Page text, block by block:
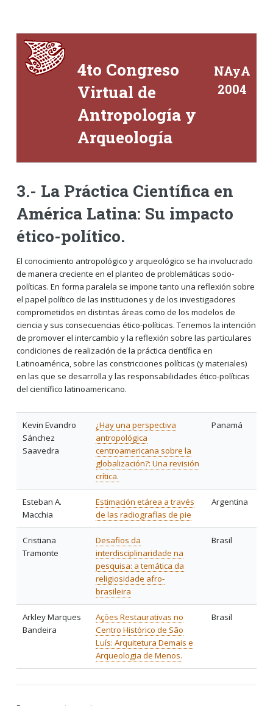
4to Congreso
Virtual de
Antropología y
Arqueología
NAyA
2004
3.- La Práctica Científica en
América Latina: Su impacto
ético-político.
El conocimiento antropológico y arqueológico se ha involucrado
de manera creciente en el planteo de problemáticas socio-
políticas. En forma paralela se impone tanto una reflexión sobre
el papel político de las instituciones y de los investigadores
comprometidos en distintas áreas como de los modelos de
ciencia y sus consecuencias ético-políticas. Tenemos la intención
de promover el intercambio y la reflexión sobre las particulares
condiciones de realización de la práctica científica en
Latinoamérica, sobre las constricciones políticas (y materiales)
en las que se desarrolla y las responsabilidades ético-políticas
del científico latinoamericano.
Kevin Evandro
Sánchez
Saavedra
¿Hay una perspectiva
antropológica
centroamericana sobre la
globalización?: Una revisión
crítica.
Panamá
Esteban A.
Macchia
Estimación etárea a través
de las radiografías de pie
Argentina
Cristiana
Tramonte
Desafios da
interdisciplinaridade na
pesquisa: a temática da
religiosidade afro-
brasileira
Brasil
Arkley Marques
Bandeira
Ações Restaurativas no
Centro Histórico de São
Luís: Arquitetura Demais e
Arqueologia de Menos.
Brasil